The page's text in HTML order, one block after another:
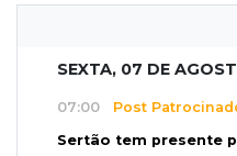
SEXTA, 07 DE
07:00 Post
Sertão tem presente